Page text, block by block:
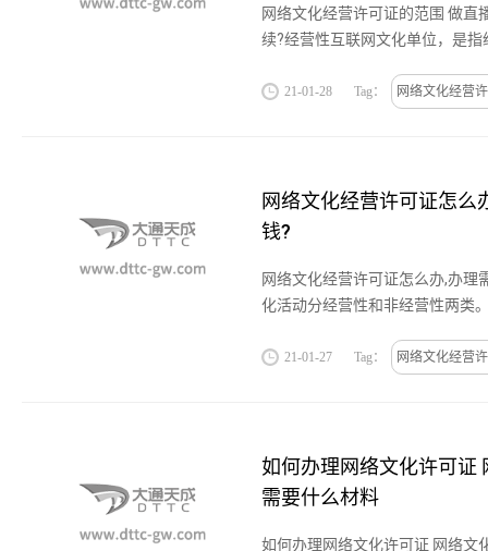
网络文化经营许可证的范围 做直
续?经营性互联网文化单位，是
信息服务提供者，其中经营性互...
21-01-28 Tag： 网络文化经营
网络文化经营许可证怎么
钱?
网络文化经营许可证怎么办,办理
化活动分经营性和非经营性两类
务、广告、赞助等方式获取利益...
21-01-27 Tag： 网络文化经营
如何办理网络文化许可证
需要什么材料
如何办理网络文化许可证 网络文